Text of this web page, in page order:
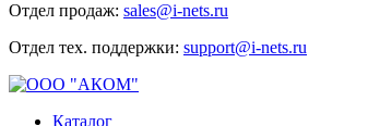
Отдел продаж: sales@i-nets.ru
Отдел тех. поддержки: support@i-nets.ru
Каталог